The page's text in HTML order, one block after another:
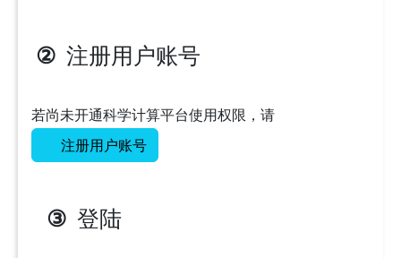
② 注册用户账号
若尚未开通科学计算平台使用权限，请
注册用户账号
③ 登陆